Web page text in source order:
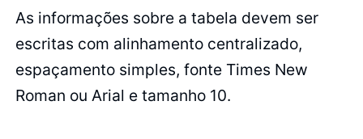
As informações sobre a tabela devem ser
escritas com alinhamento centralizado,
espaçamento simples, fonte Times New
Roman ou Arial e tamanho 10.